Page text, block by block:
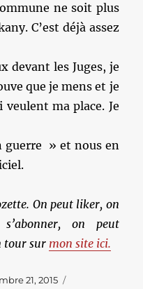
ne soit plus
C’est déjà assez
devant les Juges, je
que je mens et je
ma place. Je
guerre » et nous en
On peut liker, on
on peut
tour sur mon site ici.
21, 2015